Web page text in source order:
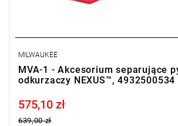
MILWAUKEE
MVA-1 - Akcesorium separujące
odkurzaczy NEXUS™, 4932500534
Price tax included
575,10 zł
639,00 zł